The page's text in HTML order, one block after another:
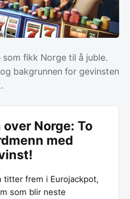
fikk Norge til å juble.
bakgrunnen for gevinsten
Norge: To
med
titter frem i Eurojackpot,
som blir neste